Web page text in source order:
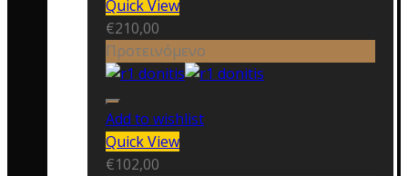
Quick View
€210,00
Προτεινόμενο
Add to wishlist
Quick View
€102,00